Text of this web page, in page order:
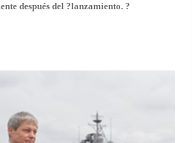
después del ?lanzamiento. ?